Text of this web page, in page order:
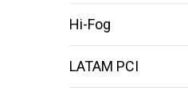
Hi-Fog
LATAM PCI